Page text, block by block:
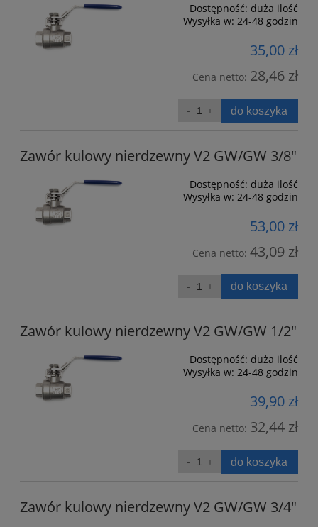
Dostępność: duża ilość
Wysyłka w: 24-48 godzin
35,00 zł
Cena netto: 28,46 zł
do koszyka
Zawór kulowy nierdzewny V2 GW/GW 3/8"
Dostępność: duża ilość
Wysyłka w: 24-48 godzin
53,00 zł
Cena netto: 43,09 zł
do koszyka
Zawór kulowy nierdzewny V2 GW/GW 1/2"
Dostępność: duża ilość
Wysyłka w: 24-48 godzin
39,90 zł
Cena netto: 32,44 zł
do koszyka
Zawór kulowy nierdzewny V2 GW/GW 3/4"